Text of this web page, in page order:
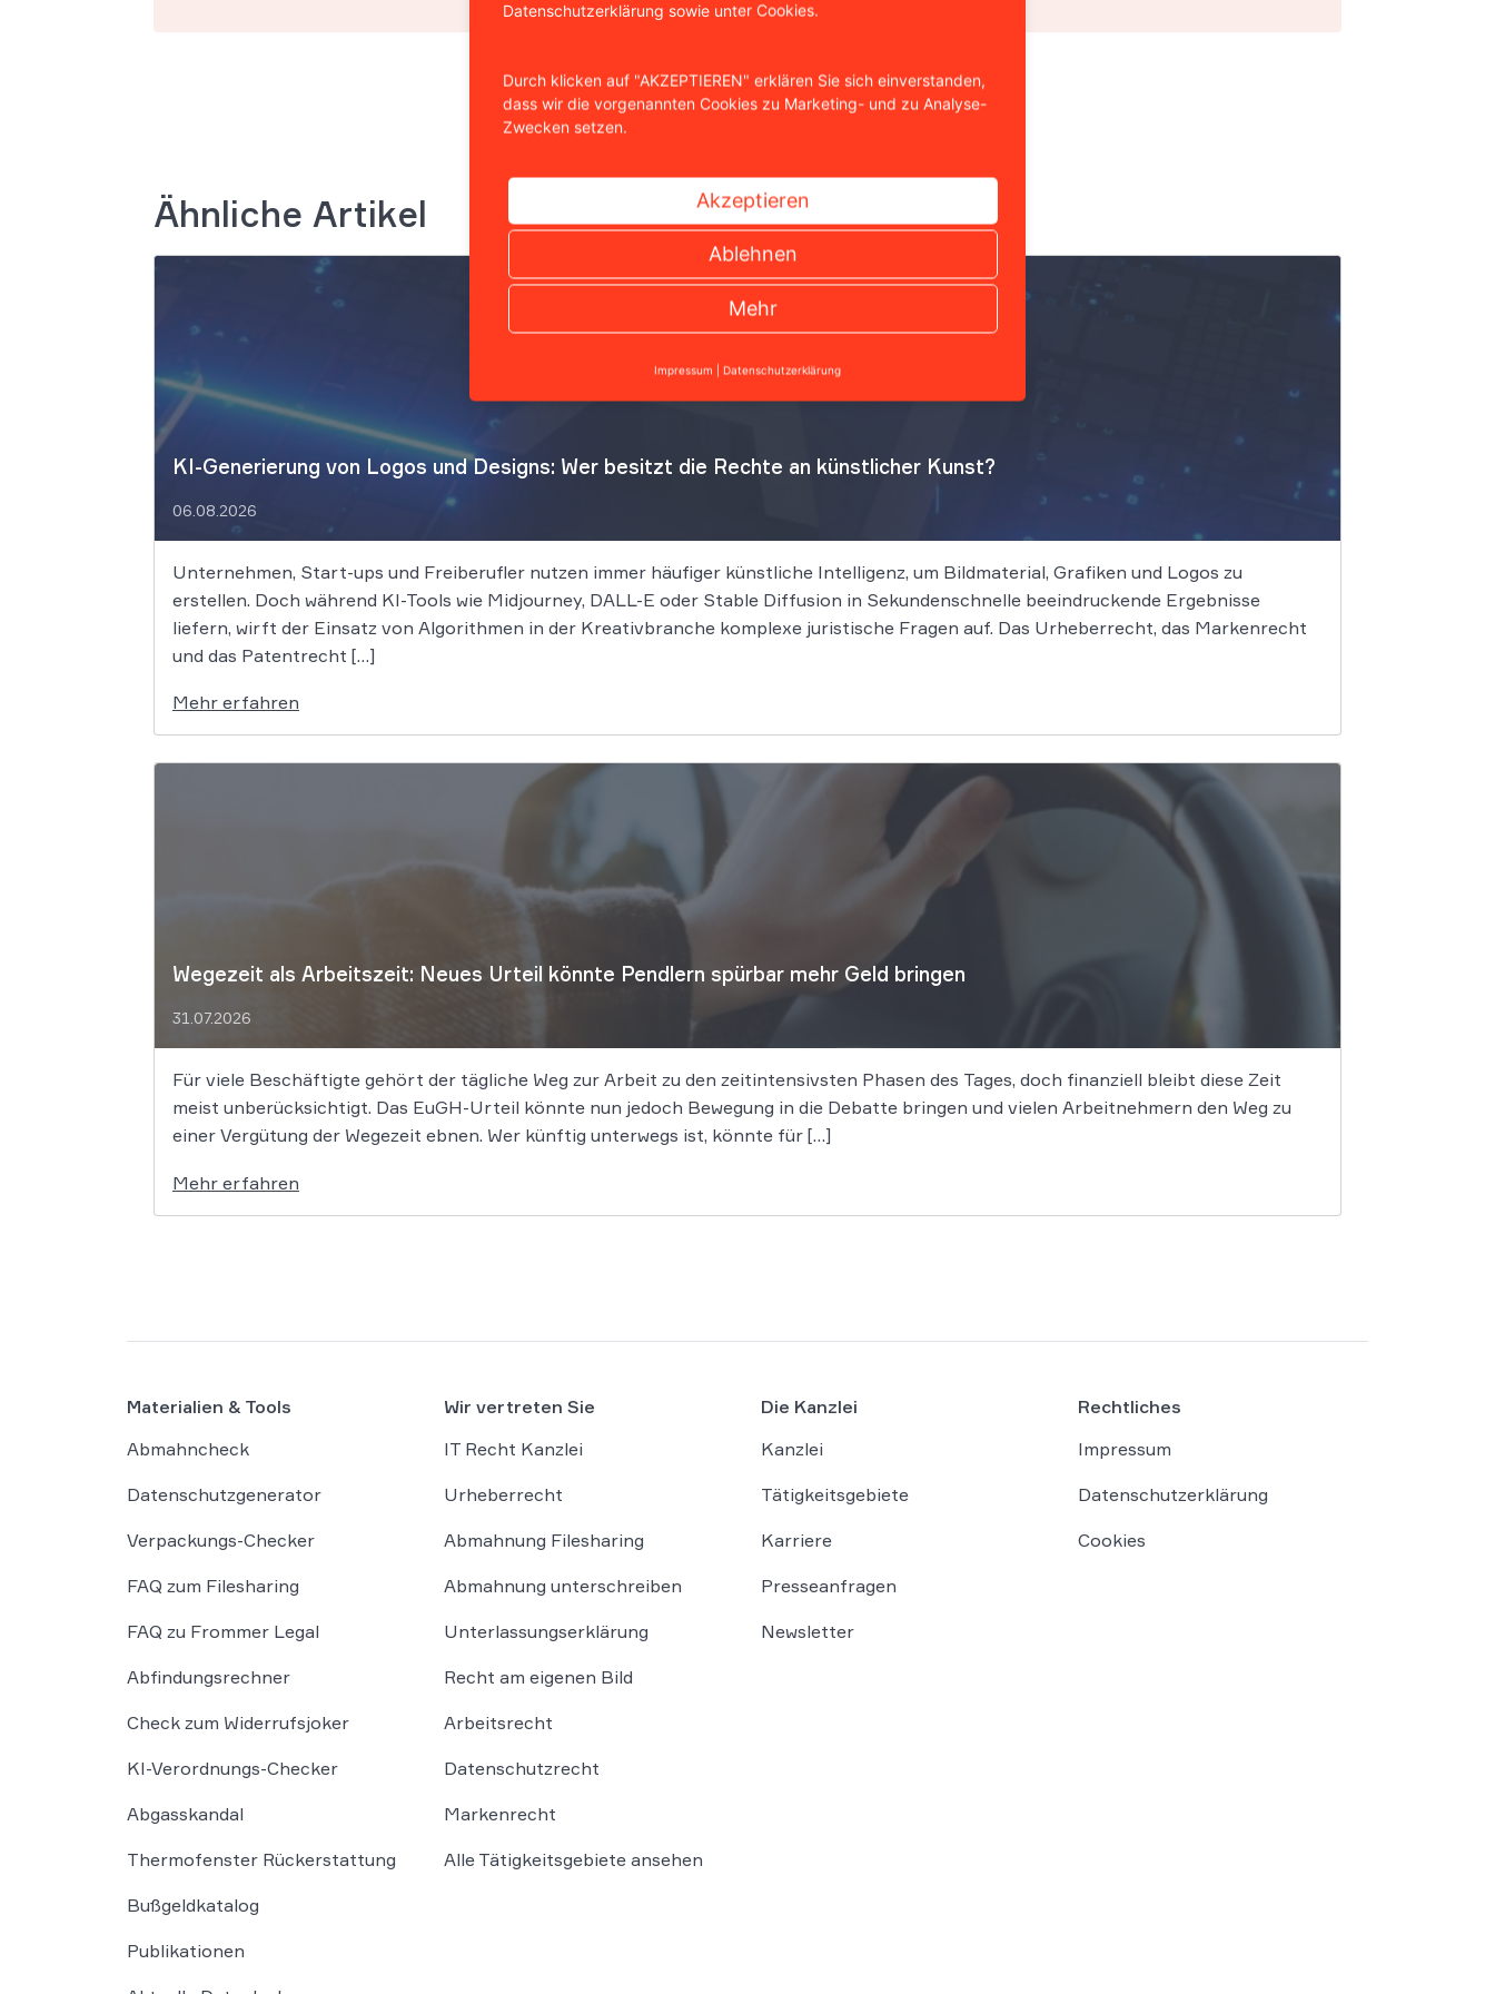
Ähnliche Artikel
KI-Generierung von Logos und Designs: Wer besitzt die Rechte an künstlicher Kunst?
06.08.2026
Unternehmen, Start-ups und Freiberufler nutzen immer häufiger künstliche Intelligenz, um Bildmaterial, Grafiken und Logos zu
erstellen. Doch während KI-Tools wie Midjourney, DALL-E oder Stable Diffusion in Sekundenschnelle beeindruckende Ergebnisse
liefern, wirft der Einsatz von Algorithmen in der Kreativbranche komplexe juristische Fragen auf. Das Urheberrecht, das Markenrecht
und das Patentrecht […]
Mehr erfahren
Wegezeit als Arbeitszeit: Neues Urteil könnte Pendlern spürbar mehr Geld bringen
31.07.2026
Für viele Beschäftigte gehört der tägliche Weg zur Arbeit zu den zeitintensivsten Phasen des Tages, doch finanziell bleibt diese Zeit
meist unberücksichtigt. Das EuGH-Urteil könnte nun jedoch Bewegung in die Debatte bringen und vielen Arbeitnehmern den Weg zu
einer Vergütung der Wegezeit ebnen. Wer künftig unterwegs ist, könnte für […]
Mehr erfahren
Materialien & Tools
Abmahncheck
Datenschutzgenerator
Verpackungs-Checker
FAQ zum Filesharing
FAQ zu Frommer Legal
Abfindungsrechner
Check zum Widerrufsjoker
KI-Verordnungs-Checker
Abgasskandal
Thermofenster Rückerstattung
Bußgeldkatalog
Publikationen
Wir vertreten Sie
IT Recht Kanzlei
Urheberrecht
Abmahnung Filesharing
Abmahnung unterschreiben
Unterlassungserklärung
Recht am eigenen Bild
Arbeitsrecht
Datenschutzrecht
Markenrecht
Alle Tätigkeitsgebiete ansehen
Die Kanzlei
Kanzlei
Tätigkeitsgebiete
Karriere
Presseanfragen
Newsletter
Rechtliches
Impressum
Datenschutzerklärung
Cookies
Datenschutzerklärung sowie unter Cookies.
Durch klicken auf "AKZEPTIEREN" erklären Sie sich einverstanden,
dass wir die vorgenannten Cookies zu Marketing- und zu Analyse-
Zwecken setzen.
Akzeptieren
Ablehnen
Mehr
Impressum | Datenschutzerklärung